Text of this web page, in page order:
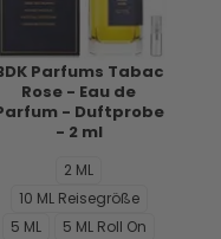
Parfums Tabac
Rose - Eau de
- Duftprobe
- 2 ml
2 ML
10 ML Reisegröße
5 ML
5 ML Roll On